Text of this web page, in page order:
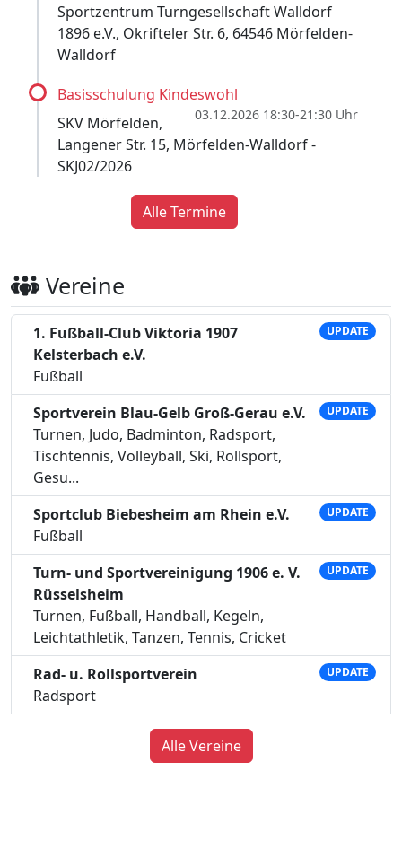
Sportzentrum Turngesellschaft Walldorf
1896 e.V., Okrifteler Str. 6, 64546 Mörfelden-
Walldorf
Basisschulung Kindeswohl
03.12.2026 18:30-21:30 Uhr
SKV Mörfelden,
Langener Str. 15, Mörfelden-Walldorf -
SKJ02/2026
Alle Termine
Vereine
1. Fußball-Club Viktoria 1907
Kelsterbach e.V.
Fußball
UPDATE
Sportverein Blau-Gelb Groß-Gerau e.V.
Turnen, Judo, Badminton, Radsport,
Tischtennis, Volleyball, Ski, Rollsport,
Gesu...
UPDATE
Sportclub Biebesheim am Rhein e.V.
Fußball
UPDATE
Turn- und Sportvereinigung 1906 e. V.
Rüsselsheim
Turnen, Fußball, Handball, Kegeln,
Leichtathletik, Tanzen, Tennis, Cricket
UPDATE
Rad- u. Rollsportverein
Radsport
UPDATE
Alle Vereine